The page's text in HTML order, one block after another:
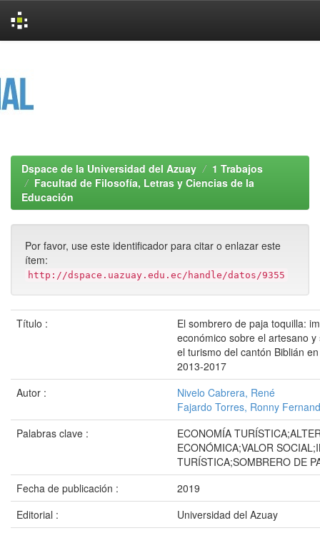
Dspace de la Universidad del Azuay
1 Trabajos
Facultad de Filosofía, Letras y Ciencias de la
Educación
Por favor, use este identificador para citar o enlazar este
ítem:
http://dspace.uazuay.edu.ec/handle/datos/9355
Título :
El sombrero de paja toquilla:
económico sobre el artesano
el turismo del cantón Biblián
2013-2017
Autor :
Nivelo Cabrera, René
Fajardo Torres, Ronny
Palabras clave :
ECONOMÍA
ECONÓMICA;VALOR
TURÍSTICA;SOMBRERO DE
Fecha de publicación :
2019
Editorial :
Universidad del Azuay